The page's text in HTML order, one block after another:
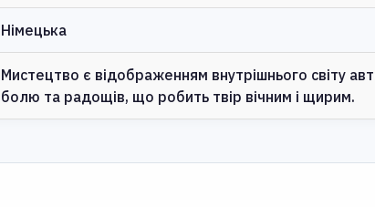
Німецька
Мистецтво є відображенням внутрішнього світу
болю та радощів, що робить твір вічним і щирим.